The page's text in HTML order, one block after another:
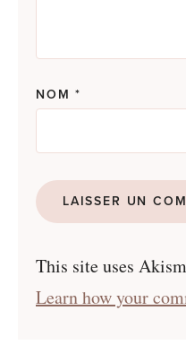
NOM*
This site uses
Learn how your